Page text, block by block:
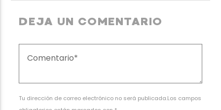
DEJA UN COMENTARIO
Tu dirección de correo electrónico no será publicada.Los campos